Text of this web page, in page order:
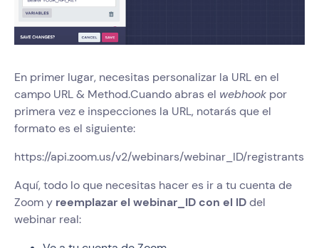
En primer lugar, necesitas personalizar la URL en el
campo URL & Method.Cuando abras el webhook por
primera vez e inspecciones la URL, notarás que el
formato es el siguiente:
https://api.zoom.us/v2/webinars/webinar_ID/registrants
Aquí, todo lo que necesitas hacer es ir a tu cuenta de
Zoom y reemplazar el webinar_ID con el IDdel
webinar real: